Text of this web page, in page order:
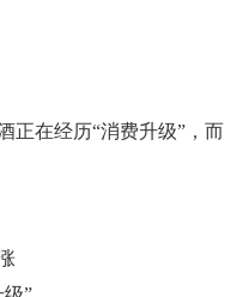
正在经历“消费升级”，而